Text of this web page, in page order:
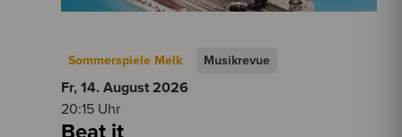
Sommerspiele Melk Musikrevue
Fr, 14. August 2026
20:15 Uhr